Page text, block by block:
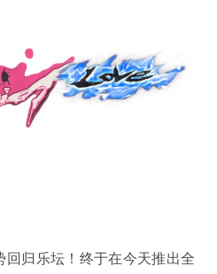
归乐坛！终于在今天推出全